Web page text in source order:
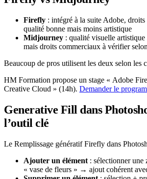
Firefly : intégré à la suite Adobe,
qualité bonne mais moins artistique
Midjourney : qualité visuelle
mais droits commerciaux à vérifier
Beaucoup de pros utilisent les deux selon les
HM Formation propose un stage « Adobe
Creative Cloud » (14h). Demander le
Generative Fill dans
l’outil clé
Le Remplissage génératif Firefly dans
Ajouter un élément : sélectionner
« vase de fleurs » → ajout cohérent